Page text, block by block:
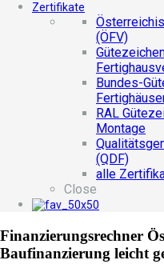
Zertifikate
(ÖFV)
Bundes-
RAL
Montage
(QDF)
alle
Close
Finanzierungsrechner
Baufinanzierung leicht